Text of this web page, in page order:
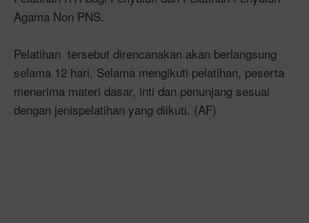
Agama Non PNS.
Pelatihan tersebut direncanakan akan berlangsung
selama 12 hari. Selama mengikuti pelatihan, peserta
menerima materi dasar, inti dan penunjang sesuai
dengan jenispelatihan yang diikuti. (AF)